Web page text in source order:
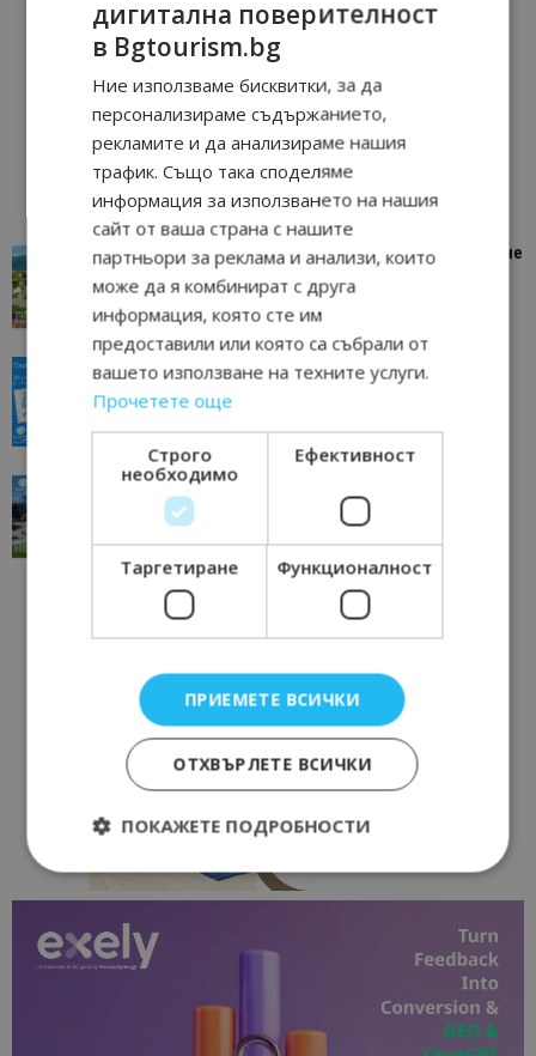
“Пощенска картичка от…”: Петрич – Изживяване
отвъд очакваното
“Пощенска картичка от…”: Пловдив, градът на
“Пощенска картичка от…”: Перник – град на
традициите, културата и вдъхновяващите...
дигитална поверителност
в Bgtourism.bg
Ние използваме бисквитки, за да
персонализираме съдържанието,
рекламите и да анализираме нашия
трафик. Също така споделяме
информация за използването на нашия
сайт от ваша страна с нашите
партньори за реклама и анализи, които
може да я комбинират с друга
информация, която сте им
предоставили или която са събрали от
вашето използване на техните услуги.
Прочетете още
Строго
необходимо
Ефективност
Таргетиране Функционалност
ПРИЕМЕТЕ ВСИЧКИ
ОТХВЪРЛЕТЕ ВСИЧКИ
ПОКАЖЕТЕ ПОДРОБНОСТИ
Таргетиране
Функционалност
Строго необходимите бисквитки позволяват
основната функционалност на уебсайта, като
потребителско влизане и управление на